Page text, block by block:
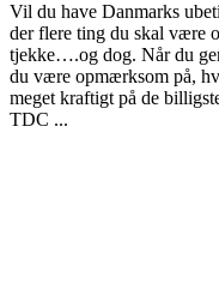
Vil du have Danmarks
der flere ting du skal være
tjekke….og dog. Når du
du være opmærksom på,
meget kraftigt på de
TDC ...